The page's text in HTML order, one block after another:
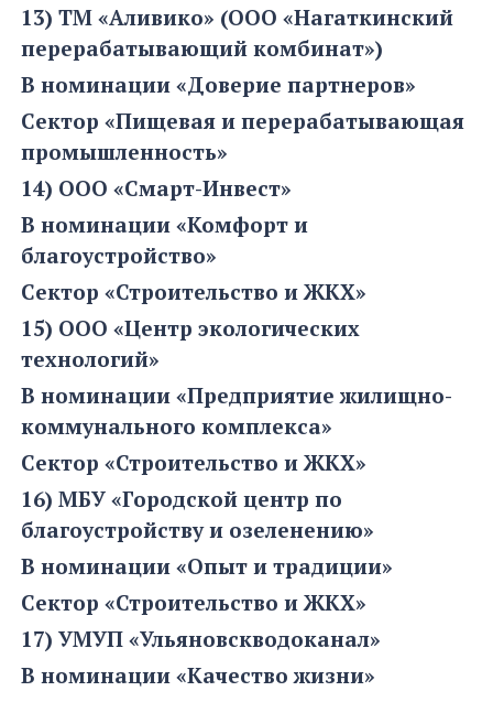
13) ТМ «Аливико» (ООО «Нагаткинский
перерабатывающий комбинат»)
В номинации «Доверие партнеров»
Сектор «Пищевая и перерабатывающая
промышленность»
14) ООО «Смарт-Инвест»
В номинации «Комфорт и
благоустройство»
Сектор «Строительство и ЖКХ»
15) ООО «Центр экологических
технологий»
В номинации «Предприятие жилищно-
коммунального комплекса»
Сектор «Строительство и ЖКХ»
16) МБУ «Городской центр по
благоустройству и озеленению»
В номинации «Опыт и традиции»
Сектор «Строительство и ЖКХ»
17) УМУП «Ульяновскводоканал»
В номинации «Качество жизни»